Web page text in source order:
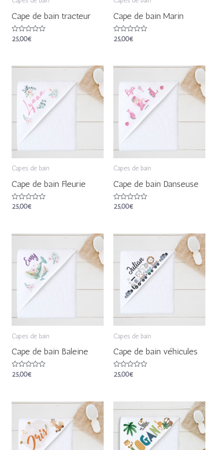
Cape de bain tracteur
Note
25,00€
Cape de bain Marin
Note
25,00€
Capes de bain
Cape de bain Fleurie
Note
25,00€
Capes de bain
Cape de bain Danseuse
Note
25,00€
Capes de bain
Cape de bain Baleine
Note
25,00€
Capes de bain
Cape de bain véhicules
Note
25,00€